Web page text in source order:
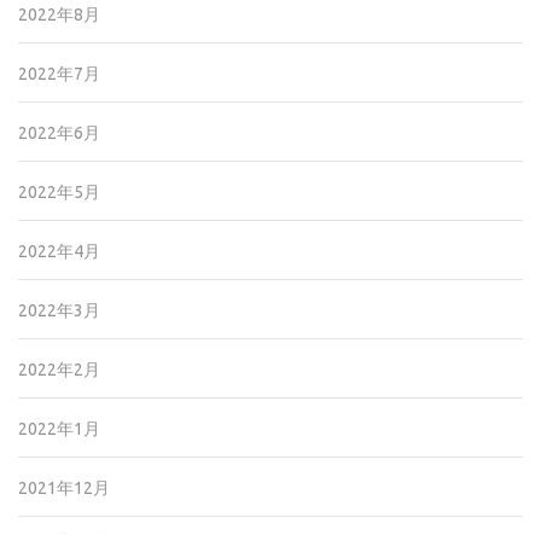
2022年8月
2022年7月
2022年6月
2022年5月
2022年4月
2022年3月
2022年2月
2022年1月
2021年12月